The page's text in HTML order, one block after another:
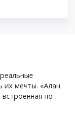
их мечты. «Алан
встроенная по